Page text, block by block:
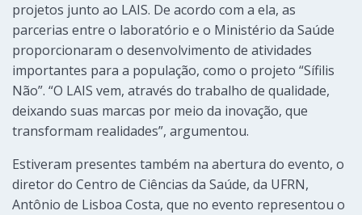
projetos junto ao LAIS. De acordo com a ela, as
parcerias entre o laboratório e o Ministério da Saúde
proporcionaram o desenvolvimento de atividades
importantes para a população, como o projeto “Sífilis
Não”. “O LAIS vem, através do trabalho de qualidade,
deixando suas marcas por meio da inovação, que
transformam realidades”, argumentou.
Estiveram presentes também na abertura do evento, o
diretor do Centro de Ciências da Saúde, da UFRN,
Antônio de Lisboa Costa, que no evento representou o